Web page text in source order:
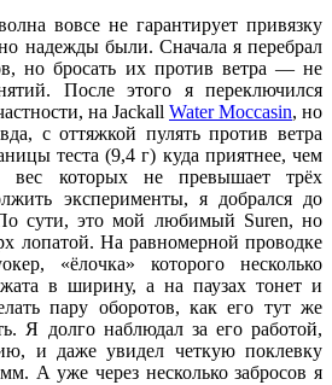
вовсе не гарантирует привязку
надежды были. Сначала я перебрал
, но бросать их против ветра — не
После этого я переключился
на Jackall Water Moccasin, но
с оттяжкой пулять против ветра
теста (9,4 г) куда приятнее, чем
вес которых не превышает трёх
эксперименты, я добрался до
сути, это мой любимый Suren, но
лопатой. На равномерной проводке
, «ёлочка» которого несколько
в ширину, а на паузах тонет и
пару оборотов, как его тут же
Я долго наблюдал за его работой,
и даже увидел четкую поклевку
А уже через несколько забросов я